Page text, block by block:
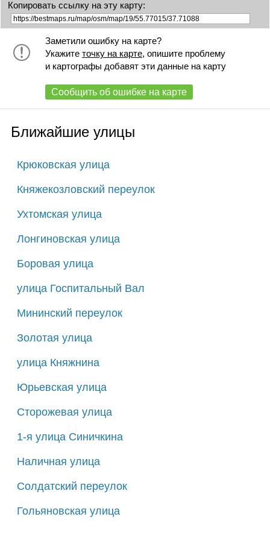
Копировать ссылку на эту карту:
Заметили ошибку на карте?
Укажите точку на карте, опишите проблему
и картографы добавят эти данные на карту
Сообщить об ошибке на карте
Ближайшие улицы
Крюковская улица
Княжекозловский переулок
Ухтомская улица
Лонгиновская улица
Боровая улица
улица Госпитальный Вал
Мининский переулок
Золотая улица
улица Княжнина
Юрьевская улица
Сторожевая улица
1-я улица Синичкина
Наличная улица
Солдатский переулок
Гольяновская улица